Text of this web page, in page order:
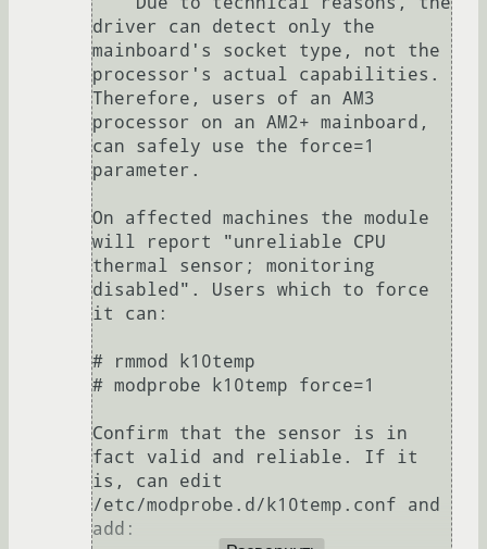
driver can detect only the
mainboard's socket type, not the
processor's actual capabilities.
Therefore, users of an AM3
processor on an AM2+ mainboard,
can safely use the force=1
parameter.
On affected machines the module
will report "unreliable CPU
thermal sensor; monitoring
disabled". Users which to force
it can:
# rmmod k10temp
# modprobe k10temp force=1
Confirm that the sensor is in
fact valid and reliable. If it
is, can edit
/etc/modprobe.d/k10temp.conf and
add: